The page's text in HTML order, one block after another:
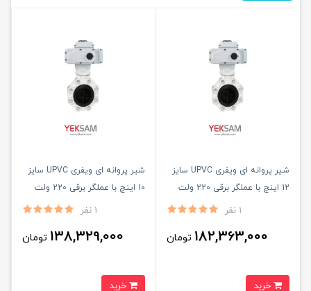
شیر پروانه ای ویفری UPVC سایز
12 اینچ با عملگر برقی 220 ولت
1 نفر
182,363,000 تومان
شیر پروانه ای ویفری UPVC سایز
10 اینچ با عملگر برقی 220 ولت
1 نفر
138,329,000 تومان